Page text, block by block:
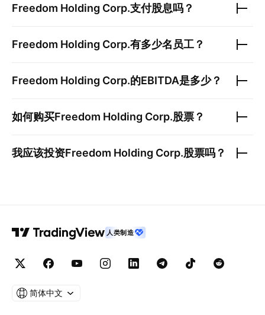
Freedom Holding Corp.支付股息吗？
Freedom Holding Corp.有多少名员工？
Freedom Holding Corp.的EBITDA是多少？
如何购买Freedom Holding Corp.股票？
我应该投资Freedom Holding Corp.股票吗？
人类制造
简体中文